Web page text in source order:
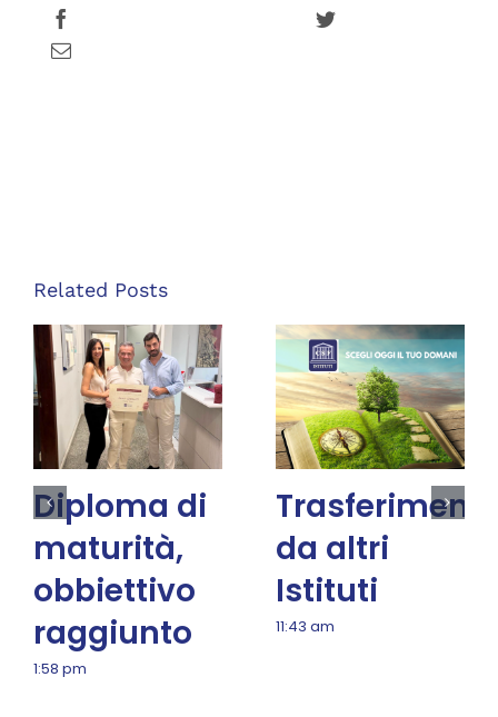
Related Posts
Diploma di
maturità,
obbiettivo
raggiunto
1:58 pm
Trasferimenti
da altri
Istituti
11:43 am